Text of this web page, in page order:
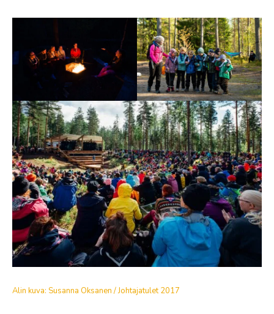
Alin kuva: Susanna Oksanen / Johtajatulet 2017